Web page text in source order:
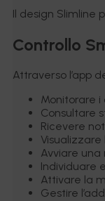
Il design
Controllo
Attraverso l’app
Monitorare
Consultare
Ricevere
Avviare
Individuare
Attivare la
Gestire